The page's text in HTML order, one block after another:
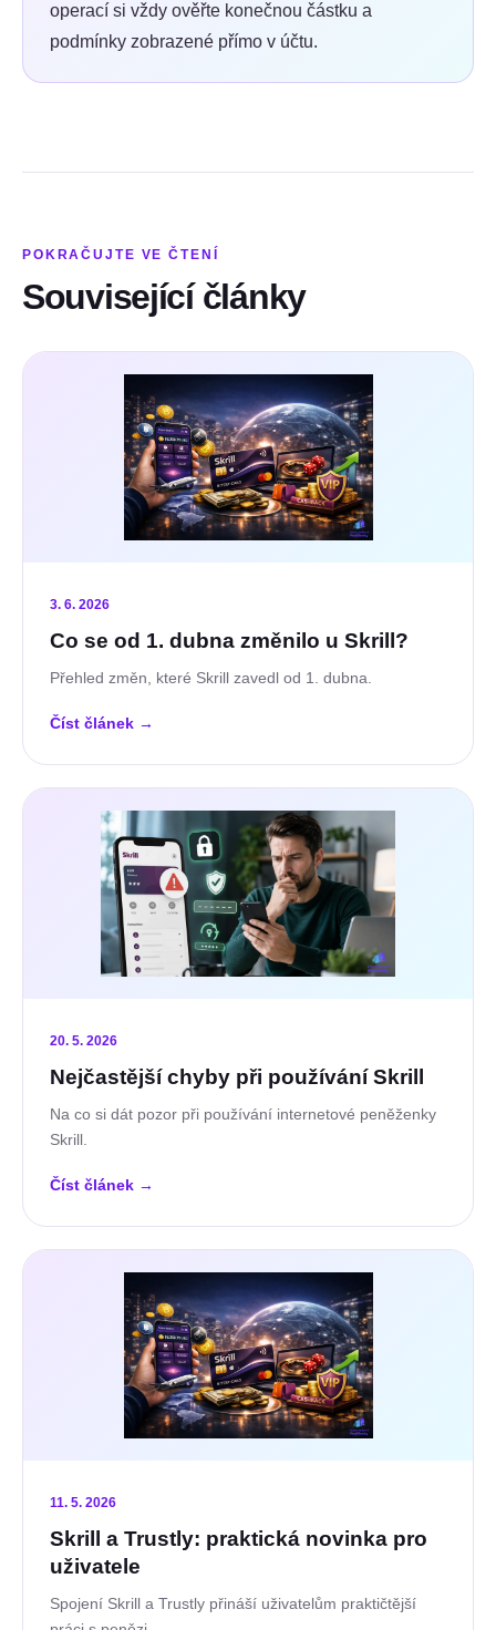
operací si vždy ověřte konečnou částku a
podmínky zobrazené přímo v účtu.
POKRAČUJTE VE ČTENÍ
Související články
3. 6. 2026
Co se od 1. dubna změnilo u Skrill?
Přehled změn, které Skrill zavedl od 1. dubna.
Číst článek →
20. 5. 2026
Nejčastější chyby při používání Skrill
Na co si dát pozor při používání internetové peněženky
Skrill.
Číst článek →
11. 5. 2026
Skrill a Trustly: praktická novinka pro
uživatele
Spojení Skrill a Trustly přináší uživatelům praktičtější